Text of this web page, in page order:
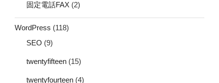
固定電話FAX (2)
WordPress (118)
SEO (9)
twentyfifteen (15)
twentyfourteen (4)